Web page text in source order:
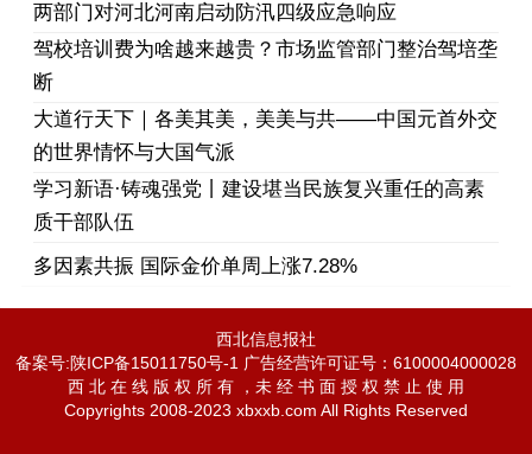
两部门对河北河南启动防汛四级应急响应
驾校培训费为啥越来越贵？市场监管部门整治驾培垄
断
大道行天下｜各美其美，美美与共——中国元首外交
的世界情怀与大国气派
学习新语·铸魂强党丨建设堪当民族复兴重任的高素
质干部队伍
多因素共振 国际金价单周上涨7.28%
西北信息报社
备案号:陕ICP备15011750号-1 广告经营许可证号：6100004000028
西 北 在 线 版 权 所 有 ，未 经 书 面 授 权 禁 止 使 用
Copyrights 2008-2023 xbxxb.com All Rights Reserved